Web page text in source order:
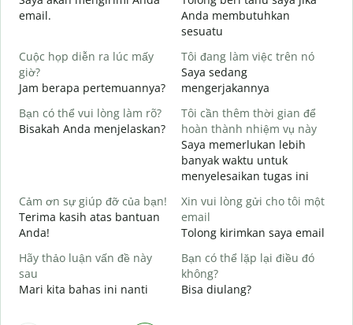
email.
Anda membutuhkan
sesuatu
Cuộc họp diễn ra lúc mấy
giờ?
Jam berapa pertemuannya?
Tôi đang làm việc trên nó
Saya sedang
mengerjakannya
Bạn có thể vui lòng làm rõ?
Bisakah Anda menjelaskan?
Tôi cần thêm thời gian để
hoàn thành nhiệm vụ này
Saya memerlukan lebih
banyak waktu untuk
menyelesaikan tugas ini
Cảm ơn sự giúp đỡ của bạn!
Terima kasih atas bantuan
Anda!
Xin vui lòng gửi cho tôi một
email
Tolong kirimkan saya email
Hãy thảo luận vấn đề này
sau
Mari kita bahas ini nanti
Bạn có thể lặp lại điều đó
không?
Bisa diulang?